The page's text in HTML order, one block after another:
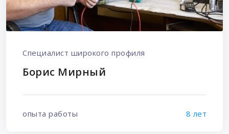
Специалист широкого профиля
Борис Мирный
опыта работы 8 лет